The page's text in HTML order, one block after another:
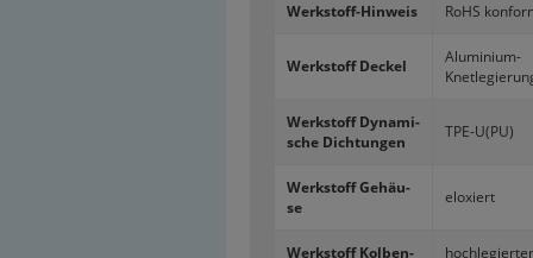
Werkstoff-​Hinweis RoHS
Werk­stoff De­ckel
Aluminium-​
Werk­stoff Dy­na­mi­
sche Dich­tun­gen
TPE-U(PU)
Werk­stoff Ge­häu­
se
elo­xiert
Werk­stoff Kol­ben­